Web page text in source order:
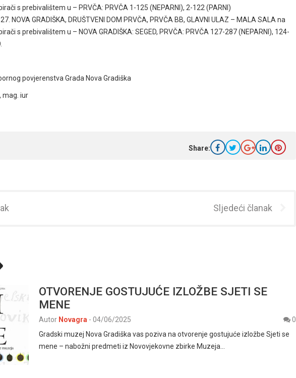
s prebivalištem u – PRVČA: PRVČA 1-125 (NEPARNI), 2-122 (PARNI)
NOVA GRADIŠKA, DRUŠTVENI DOM PRVČA, PRVČA BB, GLAVNI ULAZ – MALA SALA na
s prebivalištem u – NOVA GRADIŠKA: SEGED, PRVČA: PRVČA 127-287 (NEPARNI), 124-
povjerenstva Grada Nova Gradiška
mag. iur
Share:
Sljedeći članak
OTVORENJE GOSTUJUĆE IZLOŽBE SJETI SE
MENE
Autor Novagra - 04/06/2025
0
Gradski muzej Nova Gradiška vas poziva na otvorenje gostujuće izložbe Sjeti se
mene – nabožni predmeti iz Novovjekovne zbirke Muzeja…